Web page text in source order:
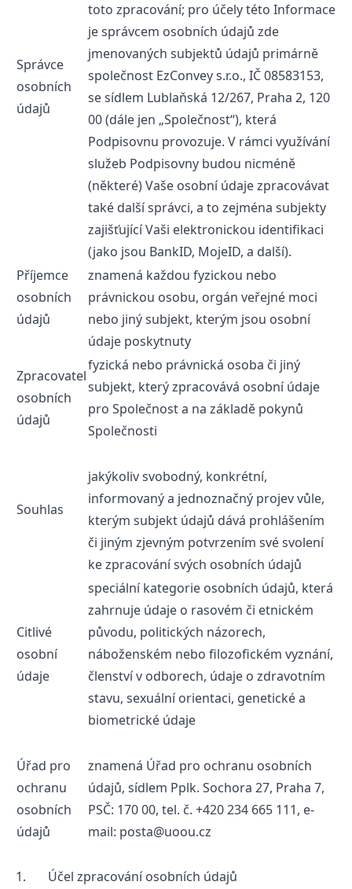
Správce
osobních
údajů
toto zpracování; pro účely této Informace
je správcem osobních údajů zde
jmenovaných subjektů údajů primárně
společnost EzConvey s.r.o., IČ 08583153,
se sídlem Lublaňská 12/267, Praha 2, 120
00 (dále jen „Společnost“), která
Podpisovnu provozuje. V rámci využívání
služeb Podpisovny budou nicméně
(některé) Vaše osobní údaje zpracovávat
také další správci, a to zejména subjekty
zajišťující Vaši elektronickou identifikaci
(jako jsou BankID, MojeID, a další).
Příjemce
osobních
údajů
znamená každou fyzickou nebo
právnickou osobu, orgán veřejné moci
nebo jiný subjekt, kterým jsou osobní
údaje poskytnuty
Zpracovatel
osobních
údajů
fyzická nebo právnická osoba či jiný
subjekt, který zpracovává osobní údaje
pro Společnost a na základě pokynů
Společnosti
Souhlas
jakýkoliv svobodný, konkrétní,
informovaný a jednoznačný projev vůle,
kterým subjekt údajů dává prohlášením
či jiným zjevným potvrzením své svolení
ke zpracování svých osobních údajů
Citlivé
osobní
údaje
speciální kategorie osobních údajů, která
zahrnuje údaje o rasovém či etnickém
původu, politických názorech,
náboženském nebo filozofickém vyznání,
členství v odborech, údaje o zdravotním
stavu, sexuální orientaci, genetické a
biometrické údaje
Úřad pro
ochranu
osobních
údajů
znamená Úřad pro ochranu osobních
údajů, sídlem Pplk. Sochora 27, Praha 7,
PSČ: 170 00, tel. č. +420 234 665 111, e-
mail: posta@uoou.cz
1. Účel zpracování osobních údajů